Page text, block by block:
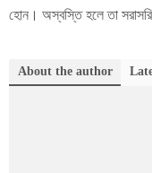
হোন। অস্বস্তি হলে তা সরাসরি
About the author